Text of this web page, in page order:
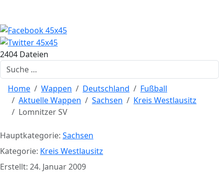
2404 Dateien
Suchen
Home Wappen Deutschland
Fußball
Aktuelle Wappen
Sachsen
Kreis Westlausitz
Lomnitzer SV
Hauptkategorie: Sachsen
Kategorie: Kreis Westlausitz
Erstellt: 24. Januar 2009